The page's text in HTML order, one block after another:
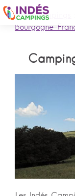
Indés campings
Bourgogne-